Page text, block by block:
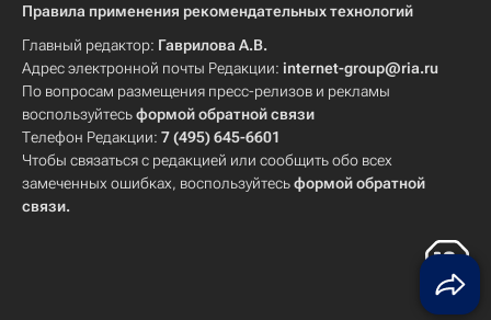
Правила применения рекомендательных технологий
Главный редактор: Гаврилова А.В.
Адрес электронной почты Редакции: internet-group@ria.ru
По вопросам размещения пресс-релизов и рекламы
воспользуйтесьформой обратной связи
Телефон Редакции: 7 (495) 645-6601
Чтобы связаться с редакцией или сообщить обо всех
замеченных ошибках, воспользуйтесьформой обратной
связи.